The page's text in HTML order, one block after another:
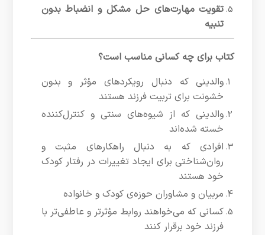
تقویت مهارت‌های حل مشکل و انضباط بدون
تنبیه
کتاب برای چه کسانی مناسب است؟
والدینی که دنبال رویکردهای مؤثر و بدون
خشونت برای تربیت فرزند هستند
والدینی که از شیوه‌های سنتی و کنترل‌کننده
خسته شده‌اند
افرادی که به دنبال راهکارهای مثبت و
روان‌شناختی برای ایجاد تغییرات در رفتار کودک
خود هستند
مربیان و مشاوران حوزه‌ی کودک و خانواده
کسانی که می‌خواهند روابط مؤثرتر و عاطفی‌تر با
فرزند خود برقرار کنند